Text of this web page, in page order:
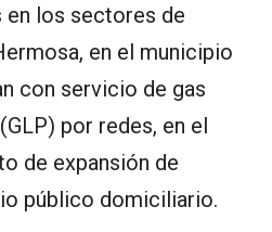
en los sectores de
en el municipio
con servicio de gas
por redes, en el
de expansión de
público domiciliario.